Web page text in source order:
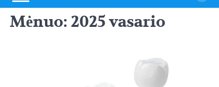
Mėnuo: 2025 vasario